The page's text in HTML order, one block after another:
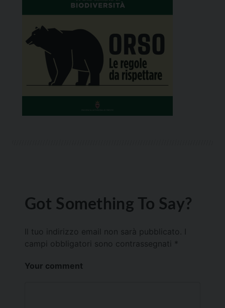
Got Something To Say?
Il tuo indirizzo email non sarà pubblicato.
campi obbligatori sono contrassegnati *
Your comment